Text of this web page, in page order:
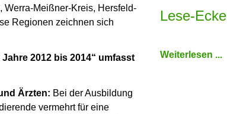
Werra-Meißner-Kreis, Hersfeld-
Regionen zeichnen sich
2012 bis 2014“ umfasst
Ärzten: Bei der Ausbildung
vermehrt für eine
Lese-Ecke
Weiterlesen ...